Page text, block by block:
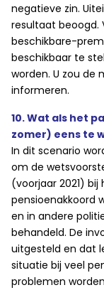
negatieve zin.
resultaat beoogd.
beschikbare-
beschikbaar te
worden. U zou de
informeren.
10. Wat als het
zomer) eens te
In dit scenario
om de
(voorjaar 2021)
pensioenakkoord
en in andere
behandeld. De
uitgesteld en dat
situatie bij veel
problemen